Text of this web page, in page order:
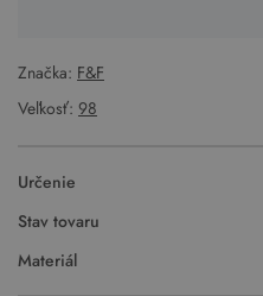
Značka: F&F
Veľkosť: 98
Určenie
Stav tovaru
Materiál